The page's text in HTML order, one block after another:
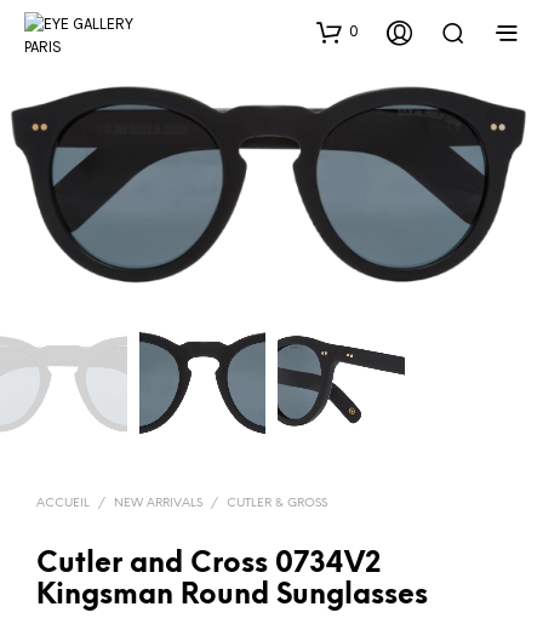
0
ACCUEIL / NEW ARRIVALS / CUTLER & GROSS
Cutler and Cross 0734V2
Kingsman Round Sunglasses